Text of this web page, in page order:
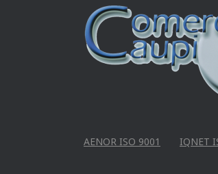
AENOR ISO 9001 IQNET